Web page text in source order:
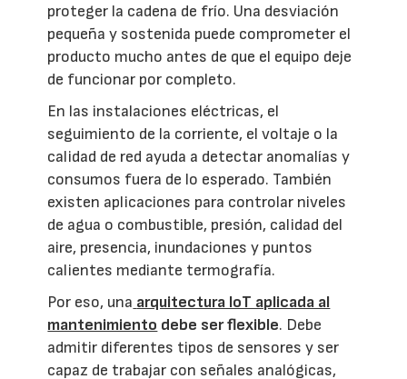
proteger la cadena de frío. Una desviación
pequeña y sostenida puede comprometer el
producto mucho antes de que el equipo deje
de funcionar por completo.
En las instalaciones eléctricas, el
seguimiento de la corriente, el voltaje o la
calidad de red ayuda a detectar anomalías y
consumos fuera de lo esperado. También
existen aplicaciones para controlar niveles
de agua o combustible, presión, calidad del
aire, presencia, inundaciones y puntos
calientes mediante termografía.
Por eso, una arquitectura IoT aplicada al
mantenimiento debe ser flexible. Debe
admitir diferentes tipos de sensores y ser
capaz de trabajar con señales analógicas,